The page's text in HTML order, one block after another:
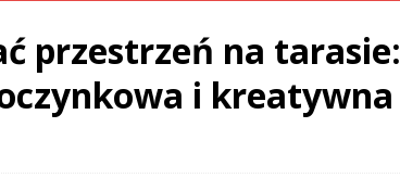
przestrzeń na tarasie:
i kreatywna